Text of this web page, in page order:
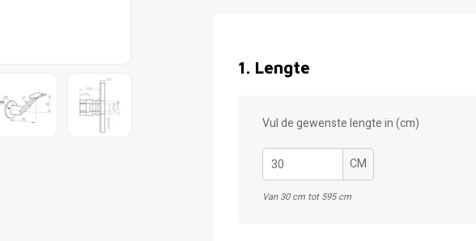
1. Lengte
Vul de gewenste lengte in (cm)
CM
Van 30 cm tot 595 cm